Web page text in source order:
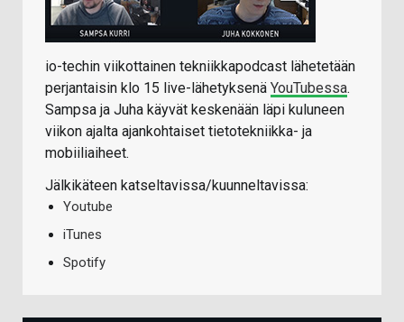
io-techin viikottainen tekniikkapodcast lähetetään
perjantaisin klo 15 live-lähetyksenä YouTubessa.
Sampsa ja Juha käyvät keskenään läpi kuluneen
viikon ajalta ajankohtaiset tietotekniikka- ja
mobiiliaiheet.
Jälkikäteen katseltavissa/kuunneltavissa:
Youtube
iTunes
Spotify